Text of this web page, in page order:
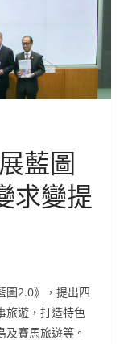
藍圖
求變提
圖2.0》，提出四
旅遊，打造特色
賽馬旅遊等。